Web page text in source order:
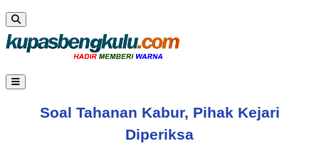
Soal Tahanan Kabur, Pihak Kejari
Diperiksa